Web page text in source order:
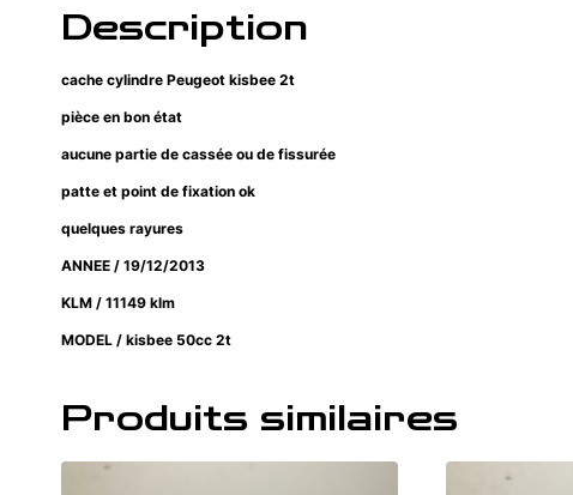
Description
cache cylindre Peugeot kisbee 2t
pièce en bon état
aucune partie de cassée ou de fissurée
patte et point de fixation ok
quelques rayures
ANNEE / 19/12/2013
KLM / 11149 klm
MODEL / kisbee 50cc 2t
Produits similaires